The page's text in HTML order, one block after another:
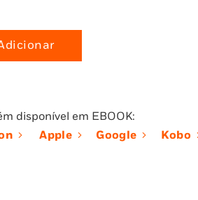
disponível em EBOOK:
Apple Google Kobo